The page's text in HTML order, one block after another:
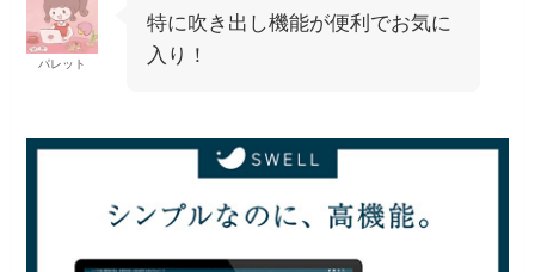
パレット
特に吹き出し機能が便利でお気に
入り！